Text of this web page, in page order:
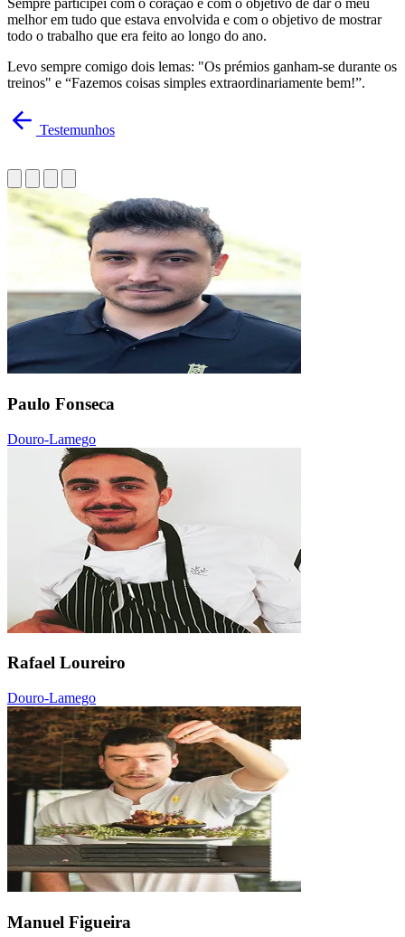
Sempre participei com o coração e com o objetivo de dar o meu
melhor em tudo que estava envolvida e com o objetivo de mostrar
todo o trabalho que era feito ao longo do ano.
Levo sempre comigo dois lemas: "Os prémios ganham-se durante os
treinos" e “Fazemos coisas simples extraordinariamente bem!”.
Testemunhos
Paulo Fonseca
Douro-Lamego
Rafael Loureiro
Douro-Lamego
Manuel Figueira